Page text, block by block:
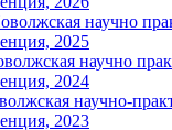
научно
2025
научно
2024
научно-
2023